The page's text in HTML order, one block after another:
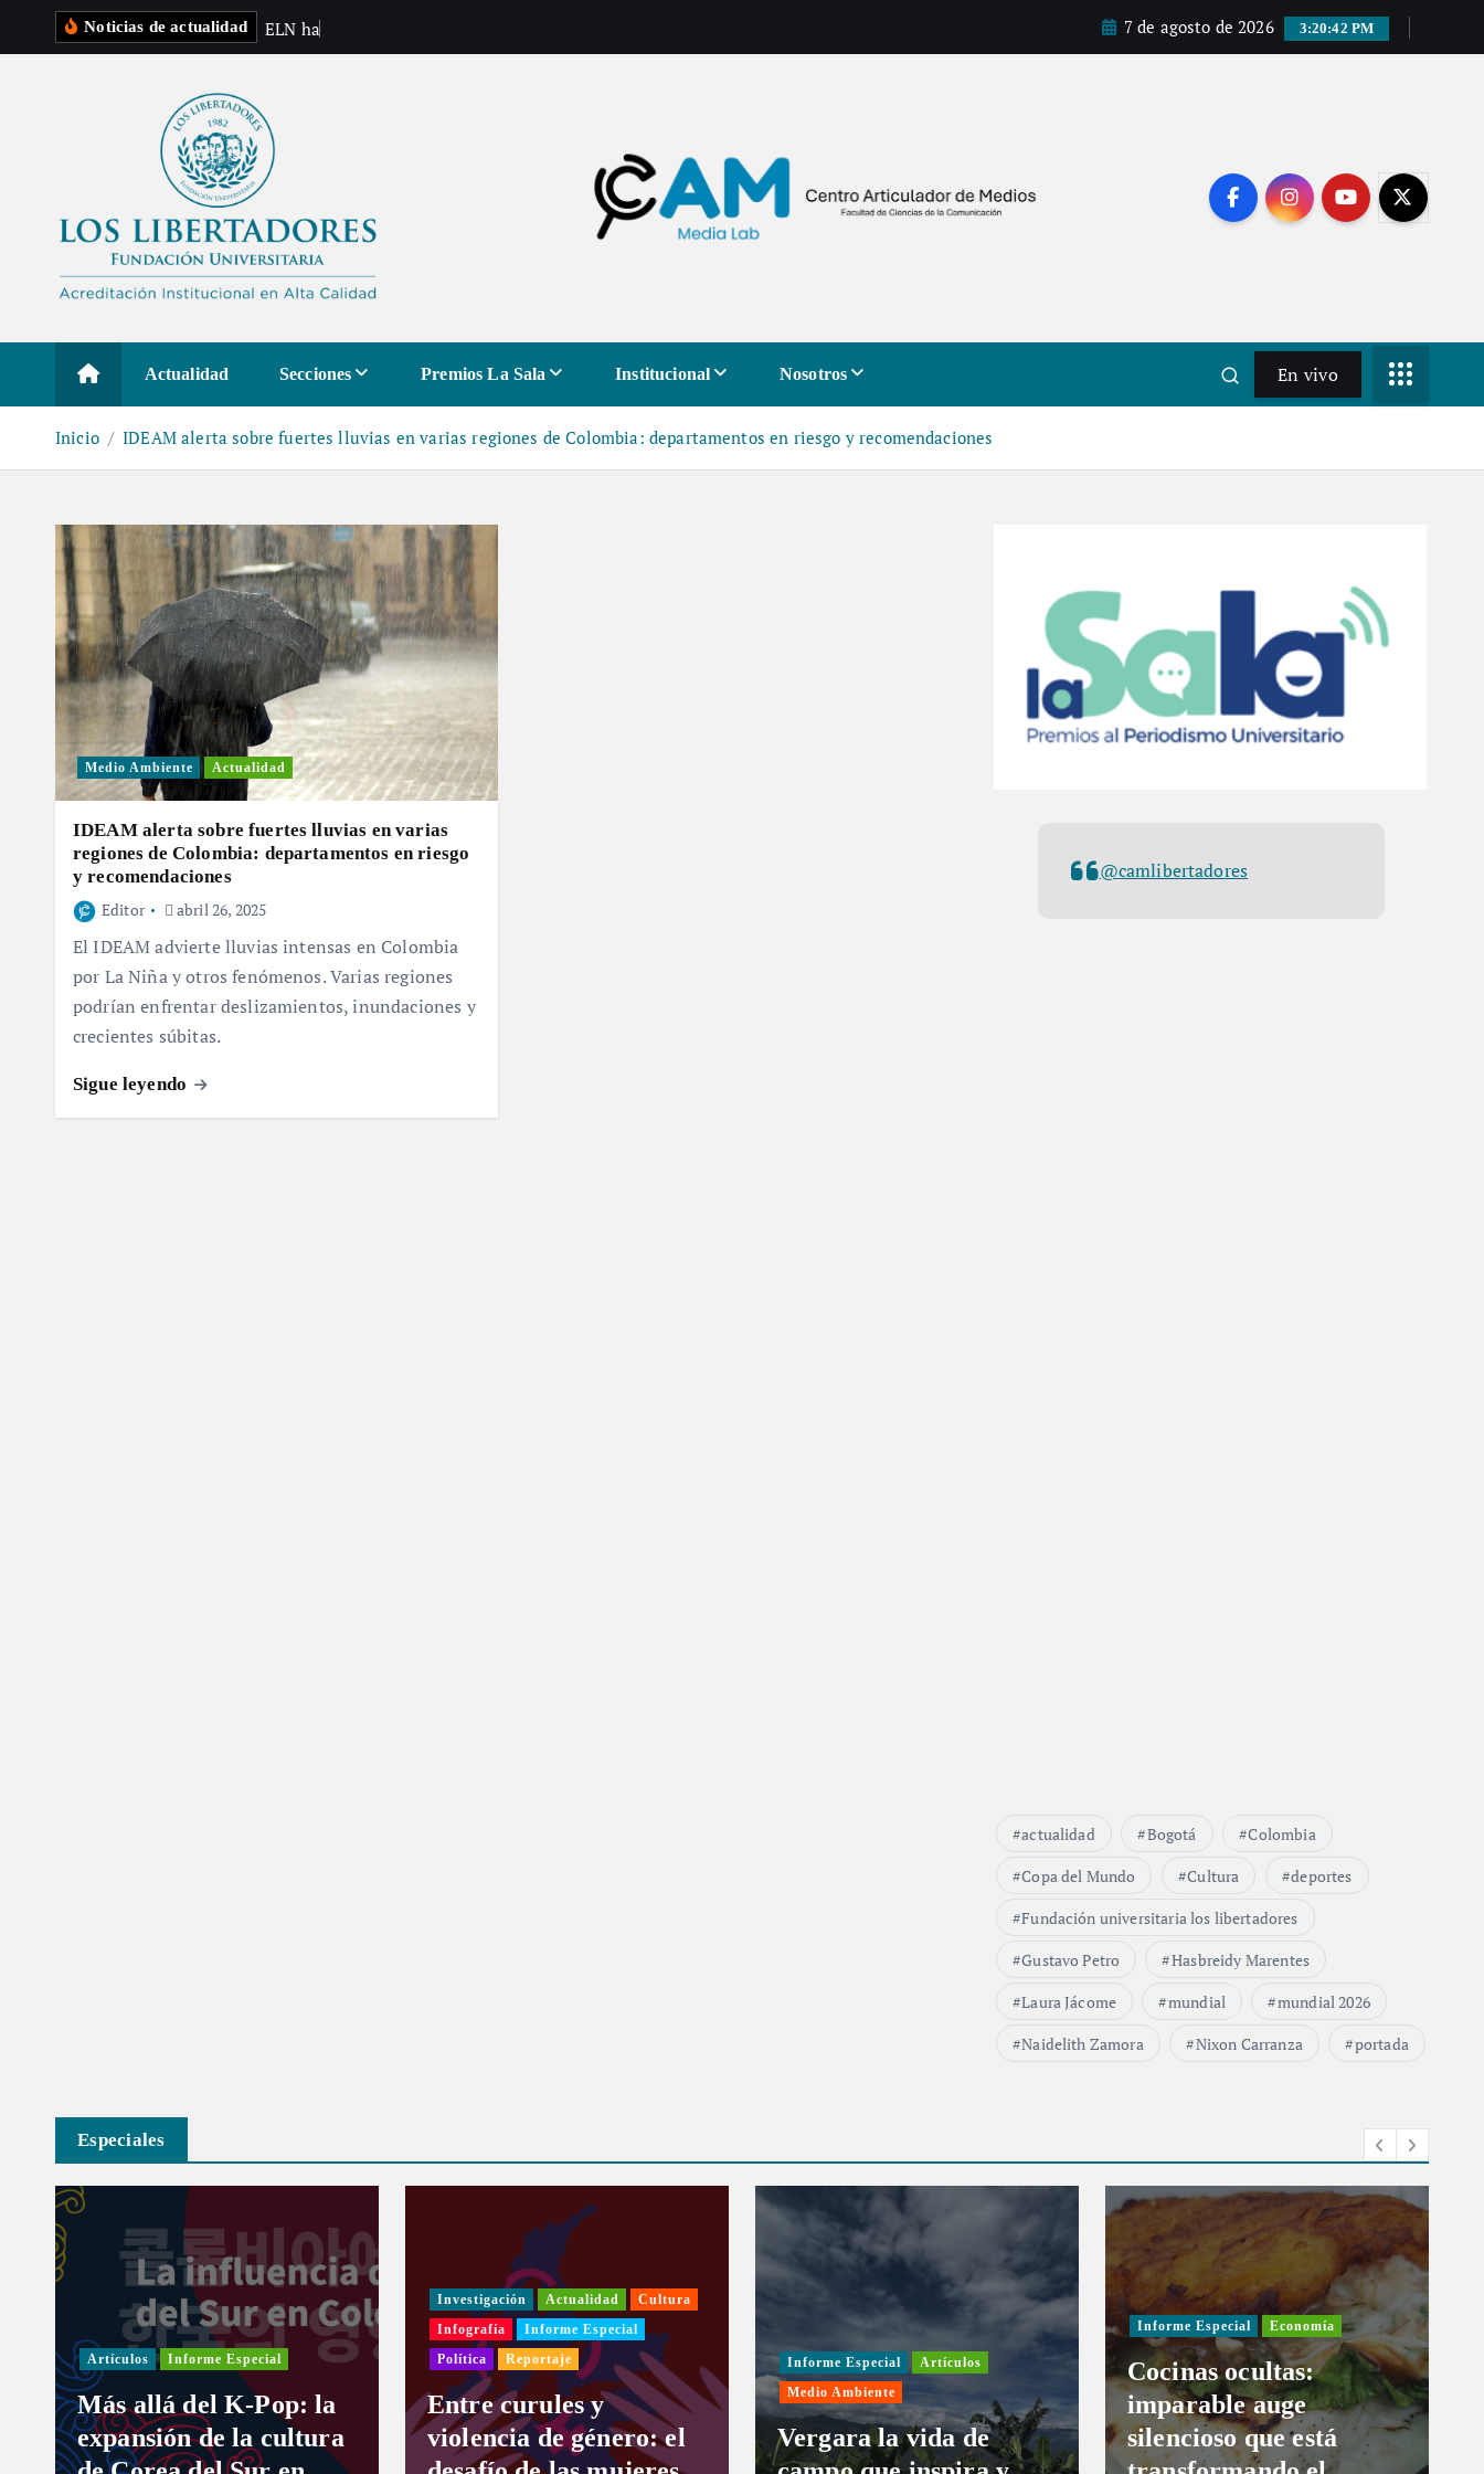
t
n
Noticias de actualidad ELN ha 7 de agosto de 2026 3:20:42 PM
Actualidad Secciones Premios La Sala Institucional Nosotros En vivo
Inicio IDEAM alerta sobre fuertes lluvias en varias regiones de Colombia: departamentos en riesgo y recomendaciones
Medio Ambiente Actualidad
IDEAM alerta sobre fuertes lluvias en varias
regiones de Colombia: departamentos en riesgo
y recomendaciones
Editor
abril 26, 2025
El IDEAM advierte lluvias intensas en Colombia
por La Niña y otros fenómenos. Varias regiones
podrían enfrentar deslizamientos, inundaciones y
crecientes súbitas.
Sigue leyendo
@camlibertadores
actualidad Bogotá
Colombia
Copa del Mundo
Cultura
deportes
Fundación universitaria los libertadores
Gustavo Petro
Hasbreidy Marentes
Laura Jácome
mundial
mundial 2026
Naidelith Zamora
Nixon Carranza portada
Especiales
Artículos Informe Especial
Más allá del K-Pop: la
expansión de la cultura
Investigación Actualidad
Cultura
Infografía
Informe Especial
Política
Reportaje
Entre curules y
violencia de género: el
Informe Especial
Artículos
Medio Ambiente
Vergara la vida de
Informe Especial Economía
Cocinas ocultas:
imparable auge
silencioso que está